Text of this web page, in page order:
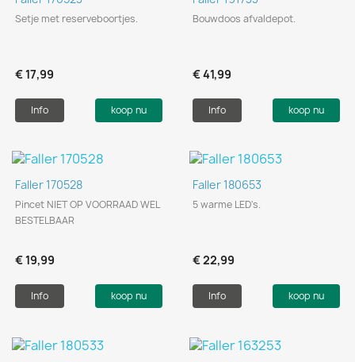
Setje met reserveboortjes.
€ 17,99
Info koop nu
Bouwdoos afvaldepot.
€ 41,99
Info koop nu
Faller 170528
Pincet NIET OP VOORRAAD WEL
BESTELBAAR
€ 19,99
Info koop nu
Faller 180653
5 warme LED's.
€ 22,99
Info koop nu